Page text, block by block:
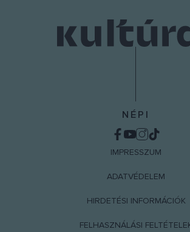
NÉPI
IMPRESSZUM
ADATVÉDELEM
HIRDETÉSI INFORMÁCIÓK
FELHASZNÁLÁSI